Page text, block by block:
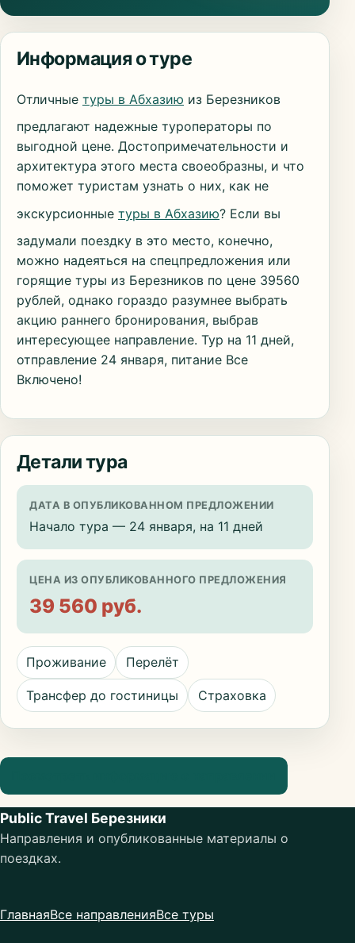
Информация о туре
Отличные туры в Абхазию из Березников
предлагают надежные туроператоры по
выгодной цене. Достопримечательности и
архитектура этого места своеобразны, и что
поможет туристам узнать о них, как не
экскурсионные туры в Абхазию? Если вы
задумали поездку в это место, конечно,
можно надеяться на спецпредложения или
горящие туры из Березников по цене 39560
рублей, однако гораздо разумнее выбрать
акцию раннего бронирования, выбрав
интересующее направление. Тур на 11 дней,
отправление 24 января, питание Все
Включено!
Детали тура
ДАТА В ОПУБЛИКОВАННОМ ПРЕДЛОЖЕНИИ
Начало тура — 24 января, на 11 дней
ЦЕНА ИЗ ОПУБЛИКОВАННОГО ПРЕДЛОЖЕНИЯ
39 560 руб.
Проживание Перелёт
Трансфер до гостиницы Страховка
Public Travel Березники
Направления и опубликованные материалы о
поездках.
ГлавнаяВсе направленияВсе туры